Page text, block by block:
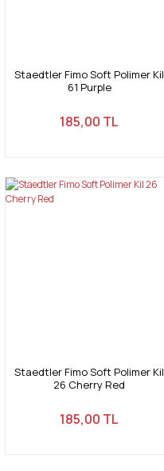
Staedtler Fimo Soft Polimer Kil
61 Purple
185,00 TL
Staedtler Fimo Soft Polimer Kil
26 Cherry Red
185,00 TL